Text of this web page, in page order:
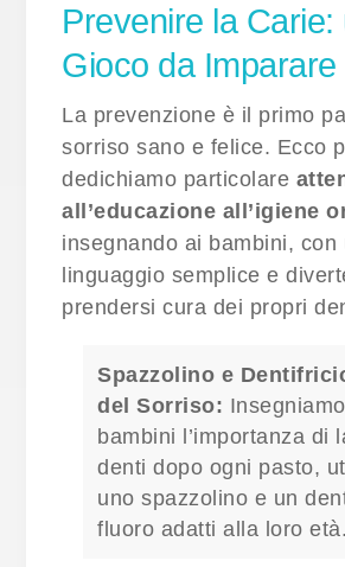
Prevenire la Carie:
Gioco da
La prevenzione è il primo
sorriso sano e felice. Ecco
dedichiamo particolare
all’educazione all’igiene
insegnando ai bambini, con
linguaggio semplice e
prendersi cura dei propri
Spazzolino e
del Sorriso:
bambini l’importanza di
denti dopo ogni pasto,
uno spazzolino e un
fluoro adatti alla loro età.